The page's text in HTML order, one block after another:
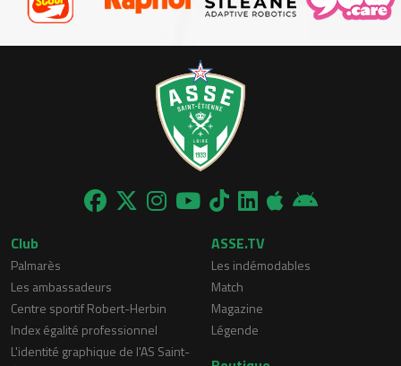
Club
Palmarès
Les ambassadeurs
Centre sportif Robert-Herbin
Index égalité professionnel
L'identité graphique de l'AS Saint-
ASSE.TV
Les indémodables
Match
Magazine
Légende